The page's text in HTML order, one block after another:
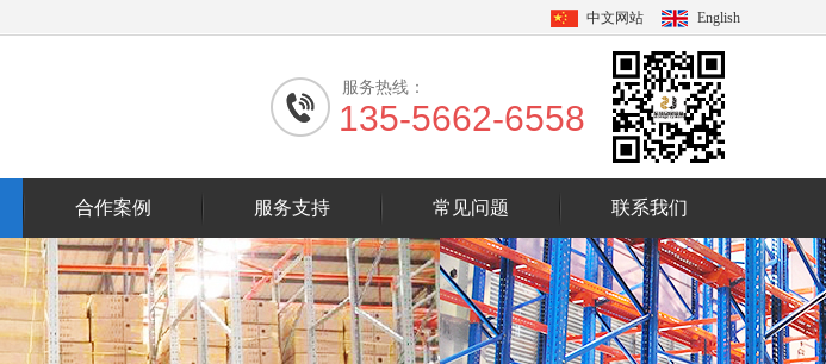
中文网站 English
服务热线：
135-5662-6558
合作案例 服务支持 常见问题 联系我们